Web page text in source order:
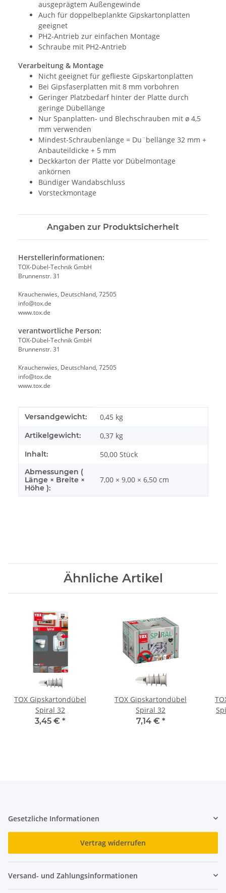
ausgeprägtem Außengewinde
Auch für doppelbeplankte Gipskartonplatten
geeignet
PH2-Antrieb zur einfachen Montage
Schraube mit PH2-Antrieb
Verarbeitung & Montage
Nicht geeignet für geflieste Gipskartonplatten
Bei Gipsfaserplatten mit 8 mm vorbohren
Geringer Platzbedarf hinter der Platte durch
geringe Dübellänge
Nur Spanplatten- und Blechschrauben mit ø 4,5
mm verwenden
Mindest-Schraubenlänge = Du¨bellänge 32 mm +
Anbauteildicke + 5 mm
Deckkarton der Platte vor Dübelmontage
ankörnen
Bündiger Wandabschluss
Vorsteckmontage
Angaben zur Produktsicherheit
Herstellerinformationen:
TOX-Dübel-Technik GmbH
Brunnenstr. 31
Krauchenwies, Deutschland, 72505
info@tox.de
www.tox.de
verantwortliche Person:
TOX-Dübel-Technik GmbH
Brunnenstr. 31
Krauchenwies, Deutschland, 72505
info@tox.de
www.tox.de
Produkteigenschaft
Wert
Versandgewicht: 0,45 kg
Artikelgewicht: 0,37 kg
Inhalt: 50,00 Stück
Abmessungen (
Länge × Breite ×
Höhe ):
7,00 × 9,00 × 6,50 cm
Ähnliche Artikel
TOX Gipskartondübel
Spiral 32
3,45 € *
TOX Gipskartondübel
Spiral 32
7,14 € *
Gesetzliche Informationen
Vertrag widerrufen
Versand- und Zahlungsinformationen